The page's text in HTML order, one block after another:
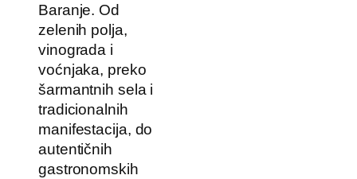
Baranje. Od
zelenih polja,
vinograda i
voćnjaka, preko
šarmantnih sela i
tradicionalnih
manifestacija, do
autentičnih
gastronomskih